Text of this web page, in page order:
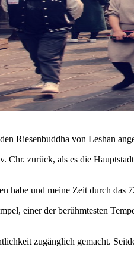
Riesenbuddha von Leshan
Chr. zurück, als es die
habe und meine Zeit durch
einer der berühmtesten
zugänglich gemacht.